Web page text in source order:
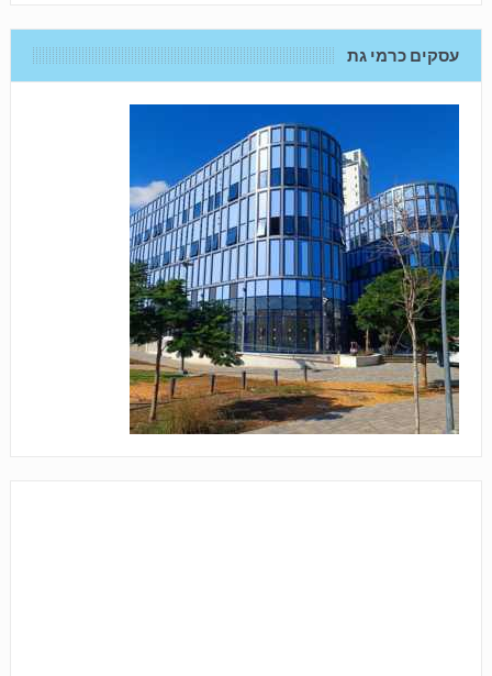
עסקים כרמי גת